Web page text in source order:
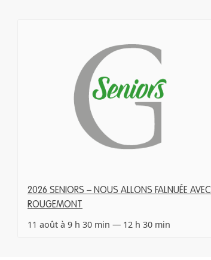
2026 SENIORS – NOUS ALLONS FALNUÉE AVEC
ROUGEMONT
11 août à 9 h 30 min — 12 h 30 min